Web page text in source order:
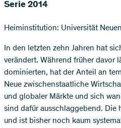
​Serie 2014
Heiminstitution: Universität
In den letzten zehn Jahren hat
verändert. Während früher davor
dominierten, hat der Anteil an
Neue zwischenstaatliche
und globaler Märkte und sich
sind dafür ausschlaggebend. Die
und ist bisher noch kaum